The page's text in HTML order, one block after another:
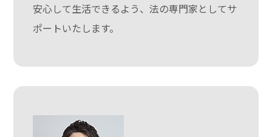
安心して生活できるよう、法の専門家としてサ
ポートいたします。